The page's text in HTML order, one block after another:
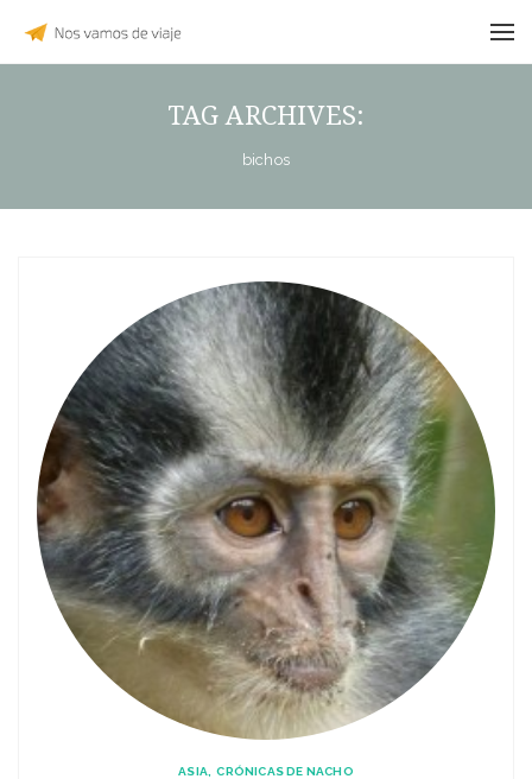
TAG ARCHIVES:
bichos
ASIA CRÓNICAS DE NACHO